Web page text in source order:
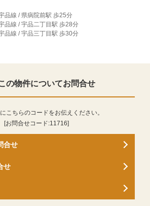
品線 / 県病院前駅 歩25分
品線 / 宇品二丁目駅 歩28分
品線 / 宇品三丁目駅 歩30分
の物件についてお問合せ
こちらのコードをお伝えください。
[お問合せコード:11716]
合せ
せ